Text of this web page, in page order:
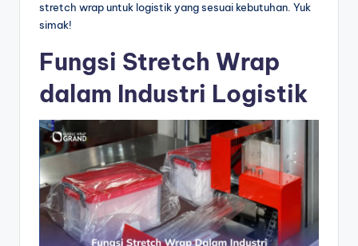
stretch wrap untuk logistik yang sesuai kebutuhan. Yuk
simak!
Fungsi Stretch Wrap
dalam Industri Logistik